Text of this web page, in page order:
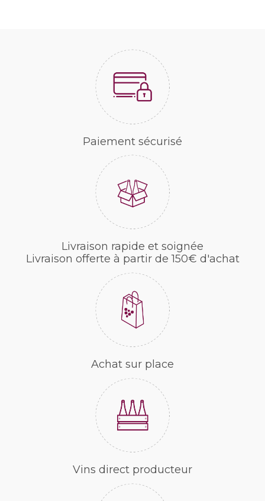
Paiement sécurisé
Livraison rapide et soignée
Livraison offerte à partir de 150€ d'achat
Achat sur place
Vins direct producteur